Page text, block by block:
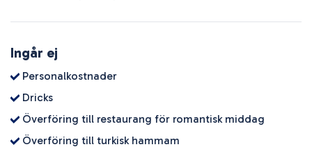
Ingår ej
Personalkostnader
Dricks
Överföring till restaurang för romantisk middag
Överföring till turkisk hammam